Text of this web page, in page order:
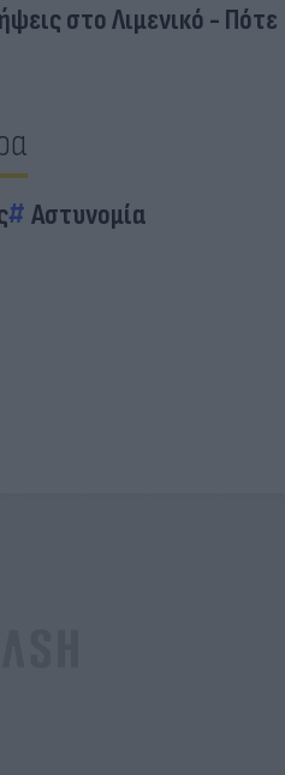
στο Λιμενικό - Πότε
Αστυνομία